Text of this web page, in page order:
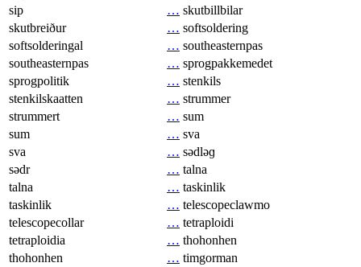
sip
… skutbillbilar
skutbreiður
… softsoldering
softsolderingal
… southeasternpas
southeasternpas
… sprogpakkemedet
sprogpolitik
… stenkils
stenkilskaatten
… strummer
strummert
… sum
sum
… sva
sva
… sədləɡ
sədr
… talna
talna
… taskinlik
taskinlik
… telescopeclawmo
telescopecollar
… tetraploidi
tetraploidia
… thohonhen
thohonhen
… timgorman